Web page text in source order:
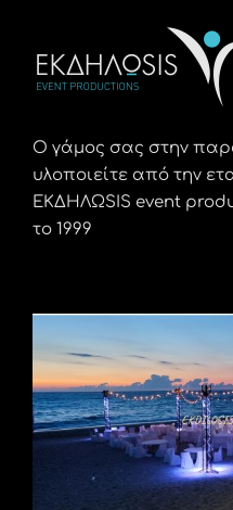
περιεχόμενο
Ο γάμος σας στην
υλοποιείτε από την
ΕΚΔΗΛΩSIS event
το 1999